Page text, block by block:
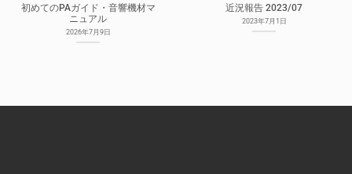
初めてのPAガイド・音響機材マ
ニュアル
2026年7月9日
近況報告 2023/07
2023年7月1日